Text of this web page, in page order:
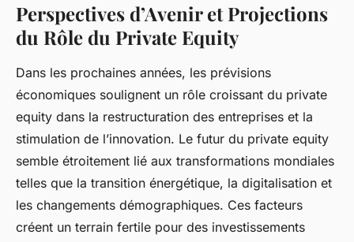
Perspectives d’Avenir et Projections
du Rôle du Private Equity
Dans les prochaines années, les prévisions
économiques soulignent un rôle croissant du private
equity dans la restructuration des entreprises et la
stimulation de l’innovation. Le futur du private equity
semble étroitement lié aux transformations mondiales
telles que la transition énergétique, la digitalisation et
les changements démographiques. Ces facteurs
créent un terrain fertile pour des investissements